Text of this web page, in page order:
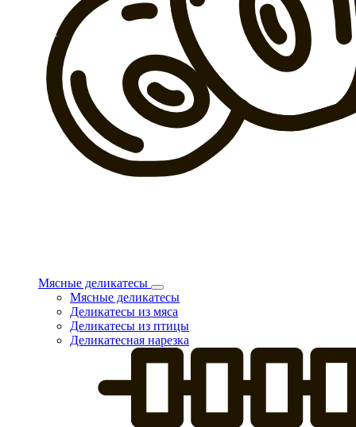
Мясные деликатесы
Мясные деликатесы
Деликатесы из мяса
Деликатесы из птицы
Деликатесная нарезка